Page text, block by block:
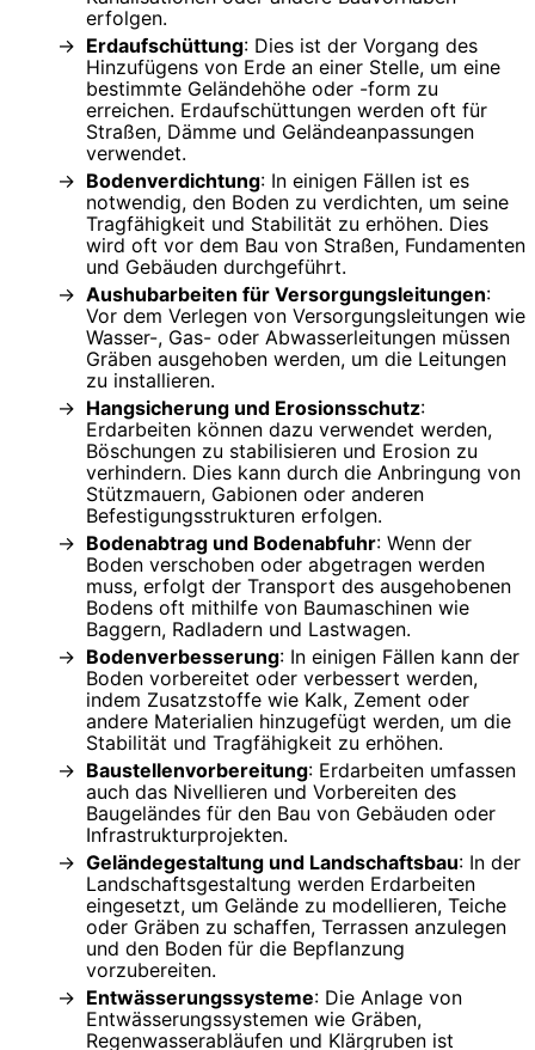
erfolgen.
Erdaufschüttung: Dies ist der Vorgang des
Hinzufügens von Erde an einer Stelle, um eine
bestimmte Geländehöhe oder -form zu
erreichen. Erdaufschüttungen werden oft für
Straßen, Dämme und Geländeanpassungen
verwendet.
Bodenverdichtung: In einigen Fällen ist es
notwendig, den Boden zu verdichten, um seine
Tragfähigkeit und Stabilität zu erhöhen. Dies
wird oft vor dem Bau von Straßen, Fundamenten
und Gebäuden durchgeführt.
Aushubarbeiten für Versorgungsleitungen:
Vor dem Verlegen von Versorgungsleitungen wie
Wasser-, Gas- oder Abwasserleitungen müssen
Gräben ausgehoben werden, um die Leitungen
zu installieren.
Hangsicherung und Erosionsschutz:
Erdarbeiten können dazu verwendet werden,
Böschungen zu stabilisieren und Erosion zu
verhindern. Dies kann durch die Anbringung von
Stützmauern, Gabionen oder anderen
Befestigungsstrukturen erfolgen.
Bodenabtrag und Bodenabfuhr: Wenn der
Boden verschoben oder abgetragen werden
muss, erfolgt der Transport des ausgehobenen
Bodens oft mithilfe von Baumaschinen wie
Baggern, Radladern und Lastwagen.
Bodenverbesserung: In einigen Fällen kann der
Boden vorbereitet oder verbessert werden,
indem Zusatzstoffe wie Kalk, Zement oder
andere Materialien hinzugefügt werden, um die
Stabilität und Tragfähigkeit zu erhöhen.
Baustellenvorbereitung: Erdarbeiten umfassen
auch das Nivellieren und Vorbereiten des
Baugeländes für den Bau von Gebäuden oder
Infrastrukturprojekten.
Geländegestaltung und Landschaftsbau: In der
Landschaftsgestaltung werden Erdarbeiten
eingesetzt, um Gelände zu modellieren, Teiche
oder Gräben zu schaffen, Terrassen anzulegen
und den Boden für die Bepflanzung
vorzubereiten.
Entwässerungssysteme: Die Anlage von
Entwässerungssystemen wie Gräben,
Regenwasserabläufen und Klärgruben ist